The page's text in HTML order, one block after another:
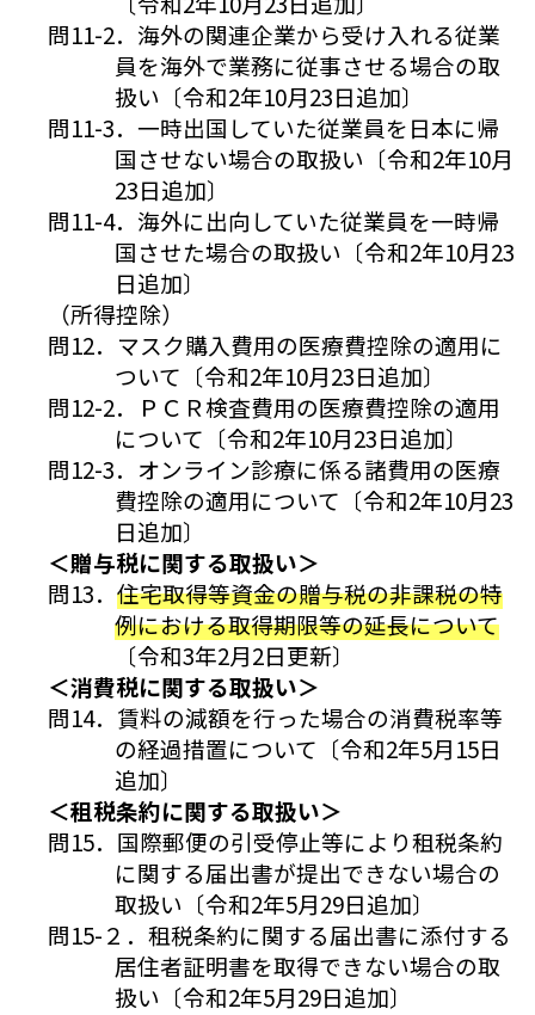
問11-2．海外の関連企業から受け入れる従業
員を海外で業務に従事させる場合の取
扱い〔令和2年10月23日追加〕
問11-3．一時出国していた従業員を日本に帰
国させない場合の取扱い〔令和2年10月
23日追加〕
問11-4．海外に出向していた従業員を一時帰
国させた場合の取扱い〔令和2年10月23
日追加〕
（所得控除）
問12．マスク購入費用の医療費控除の適用に
ついて〔令和2年10月23日追加〕
問12-2．ＰＣＲ検査費用の医療費控除の適用
について〔令和2年10月23日追加〕
問12-3．オンライン診療に係る諸費用の医療
費控除の適用について〔令和2年10月23
日追加〕
＜贈与税に関する取扱い＞
問13． 住宅取得等資金の贈与税の非課税の特
例における取得期限等の延長について
〔令和3年2月2日更新〕
＜消費税に関する取扱い＞
問14．賃料の減額を行った場合の消費税率等
の経過措置について〔令和2年5月15日
追加〕
＜租税条約に関する取扱い＞
問15．国際郵便の引受停止等により租税条約
に関する届出書が提出できない場合の
取扱い〔令和2年5月29日追加〕
問15-２．租税条約に関する届出書に添付する
居住者証明書を取得できない場合の取
扱い〔令和2年5月29日追加〕